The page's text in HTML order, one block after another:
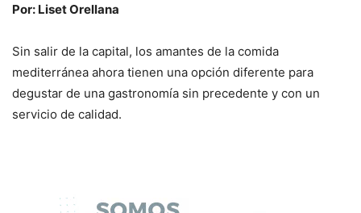
Por: Liset Orellana
Sin salir de la capital, los amantes de la comida
mediterránea ahora tienen una opción diferente para
degustar de una gastronomía sin precedente y con un
servicio de calidad.